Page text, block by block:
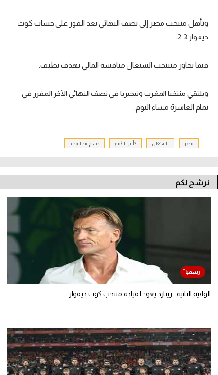
وتأهل منتخب مصر إلى نصف النهائي بعد الفوز على حساب كوت
ديفوار 3
-
2
.
فيما تجاوز منتتخب السنغال منافسه المالي بهدف نظيف.
ويلتقي منتخبا المغرب ونيجيريا في نصف النهائي الآخر المقرر في
تمام العاشرة مساء اليوم.
مصر السنغال كأس الأمم حسام عبد المجيد
نرشح لكم
الولاية الثانية.. رينارد يعود لقيادة منتخب كوت ديفوار